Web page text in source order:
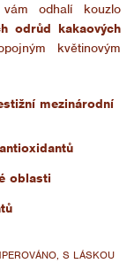
odhalí kouzlo
odrůd kakaových
květinovým
mezinárodní
oblasti
S LÁSKOU